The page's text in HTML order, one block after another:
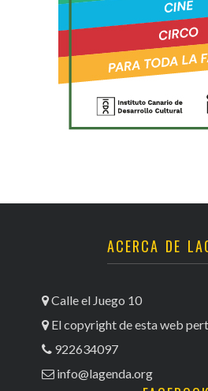
ACERCA DE
Calle el Juego 10
El copyright de esta web
922634097
info@lagenda.org